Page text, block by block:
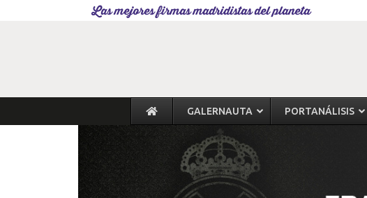
Las mejores firmas madridistas del planeta
GALERNAUTA PORTANÁLISIS